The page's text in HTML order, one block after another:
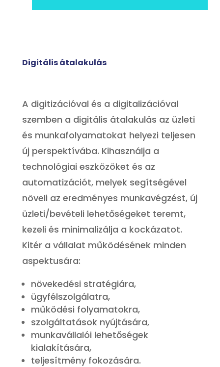
Digitális átalakulás
A digitizációval és a digitalizációval
szemben a digitális átalakulás az üzleti
és munkafolyamatokat helyezi teljesen
új perspektívába. Kihasználja a
technológiai eszközöket és az
automatizációt, melyek segítségével
növeli az eredményes munkavégzést, új
üzleti/bevételi lehetőségeket teremt,
kezeli és minimalizálja a kockázatot.
Kitér a vállalat működésének minden
aspektusára:
növekedési stratégiára,
ügyfélszolgálatra,
működési folyamatokra,
szolgáltatások nyújtására,
munkavállalói lehetőségek
kialakítására,
teljesítmény fokozására.